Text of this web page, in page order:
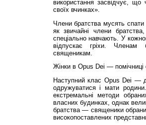
використання засвідчує,
своїх вчинках».
Члени братства мусять спати
як звичайні члени
спеціально навчають. У
відпускає гріхи. Членам
священикам.
Жінки в Opus Dei —
Наступний клас Opus Dei —
одружуватися і мати
екстремальні методи
власних будинках, однак
братства — священики
високопоставлених